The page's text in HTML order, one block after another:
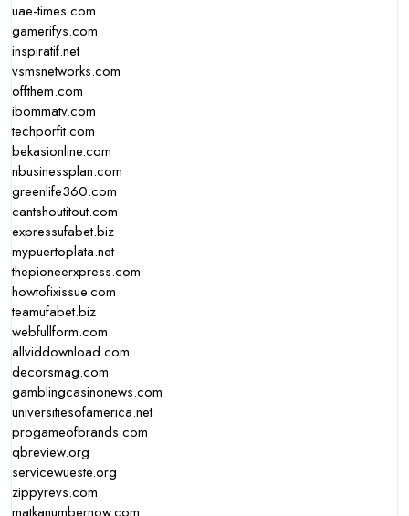
uae-times.com
gamerifys.com
inspiratif.net
vsmsnetworks.com
offthem.com
ibommatv.com
techporfit.com
bekasionline.com
nbusinessplan.com
greenlife360.com
cantshoutitout.com
expressufabet.biz
mypuertoplata.net
thepioneerxpress.com
howtofixissue.com
teamufabet.biz
webfullform.com
allviddownload.com
decorsmag.com
gamblingcasinonews.com
universitiesofamerica.net
progameofbrands.com
qbreview.org
servicewueste.org
zippyrevs.com